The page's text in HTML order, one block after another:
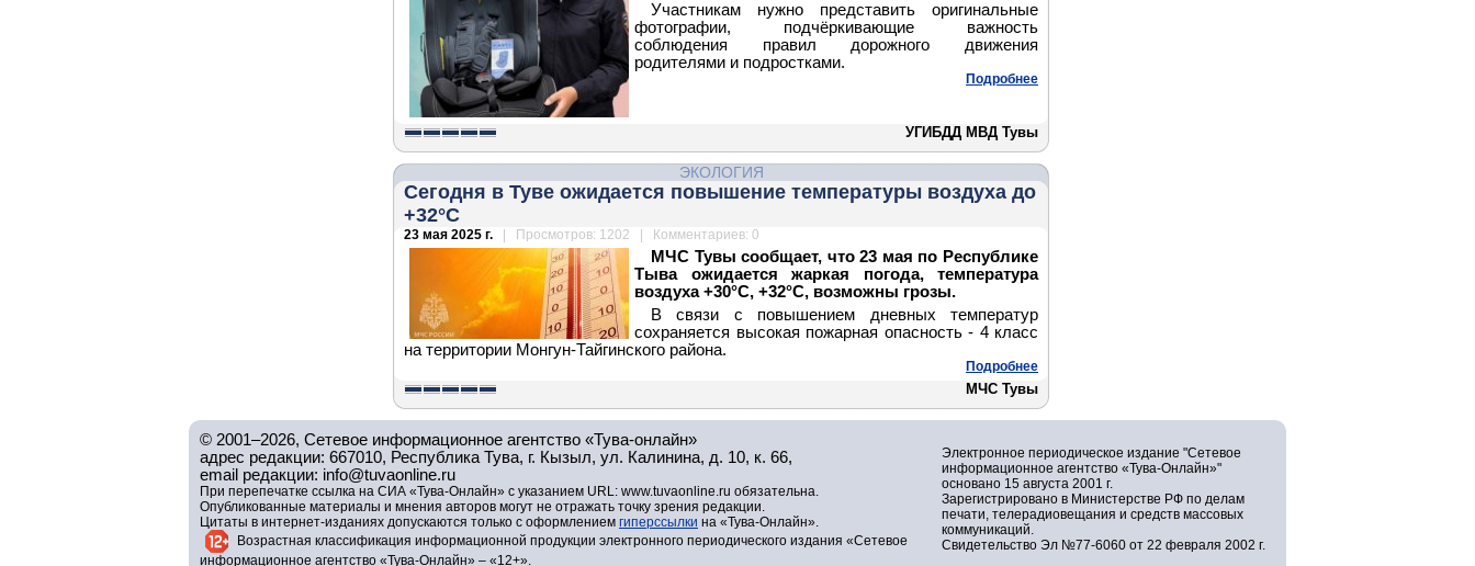
Участникам нужно представить оригинальные
фотографии, подчёркивающие важность
соблюдения правил дорожного движения
родителями и подростками.
Подробнее
УГИБДД МВД Тувы
ЭКОЛОГИЯ
Сегодня в Туве ожидается повышение температуры воздуха до
+32°С
23 мая 2025 г. | Просмотров: 1202 | Комментариев: 0
МЧС Тувы сообщает, что 23 мая по Республике
Тыва ожидается жаркая погода, температура
воздуха +30°С, +32°С, возможны грозы.
В связи с повышением дневных температур
сохраняется высокая пожарная опасность - 4 класс
на территории Монгун-Тайгинского района.
Подробнее
МЧС Тувы
© 2001–2026, Сетевое информационное агентство «Тува-онлайн»
адрес редакции: 667010, Республика Тува, г. Кызыл, ул. Калинина, д. 10, к. 66,
email редакции: info@tuvaonline.ru
При перепечатке ссылка на СИА «Тува-Онлайн» с указанием URL: www.tuvaonline.ru обязательна.
Опубликованные материалы и мнения авторов могут не отражать точку зрения редакции.
Цитаты в интернет-изданиях допускаются только с оформлением гиперссылки на «Тува-Онлайн».
Возрастная классификация информационной продукции электронного периодического издания «Сетевое
информационное агентство «Тува-Онлайн» – «12+».
Электронное периодическое издание "Сетевое
информационное агентство «Тува-Онлайн»"
основано 15 августа 2001 г.
Зарегистрировано в Министерстве РФ по делам
печати, телерадиовещания и средств массовых
коммуникаций.
Свидетельство Эл №77-6060 от 22 февраля 2002 г.